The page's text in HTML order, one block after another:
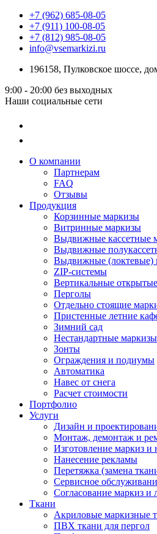
+7 (962) 685-08-05
+7 (911) 100-08-05
+7 (812) 985-08-05
info@vsemarkizi.ru
196158, Пулковское шоссе,
9:00 - 20:00 без выходных
Наши социальные сети
О компании
Партнерам
FAQ
Отзывы
Продукция
Корзинные маркизы
Витринные маркизы
Выдвижные кассетные
Выдвижные
Выдвижные (локтевые)
ZIP-системы
Вертикальные
Перголы
Отдельно стоящие
Пристенные летние
Зимний сад
Нестандартные маркизы
Зонты
Ограждения и подиумы
Автоматика
Навес от снега
Расчет стоимости
Портфолио
Услуги
Дизайн и
Монтаж, демонтаж и
Изготовление маркиз и
Нанесение рекламы
Перетяжка (замена
Сервисное
Согласование маркиз и
Ткани
Акриловые маркизные
ПВХ ткани для пергол